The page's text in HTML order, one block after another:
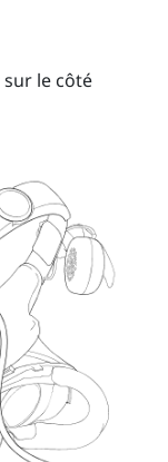
le côté